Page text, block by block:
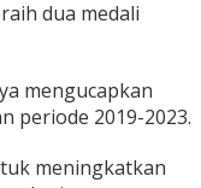
dua medali
mengucapkan
periode 2019-2023.
meningkatkan